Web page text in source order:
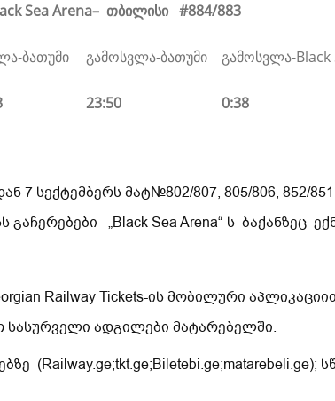
Sea Arena– თბილისი #884/883
ბათუმი გამოსვლა-ბათუმი გამოსვლა-Black
23:50 0:38
7 სექტემბერს მატ№802/807, 805/806, 852/
„Black Sea Arena“-ს ბაქანზეც
Railway Tickets-ის მობილური
ადგილები მატარებელში.